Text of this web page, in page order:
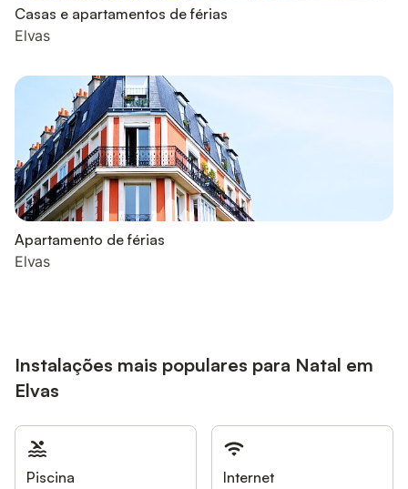
Casas e apartamentos de férias
Elvas
Apartamento de férias
Elvas
Instalações mais populares para Natal em
Elvas
Piscina Internet